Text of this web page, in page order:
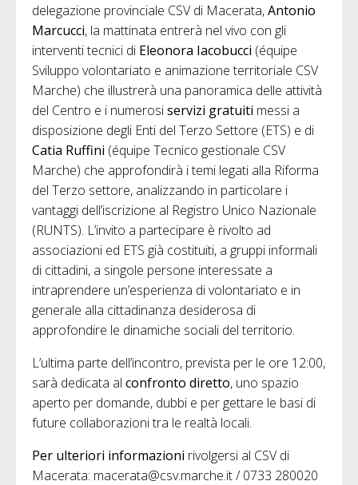
delegazione provinciale CSV di Macerata,Antonio
Marcucci, la mattinata entrerà nel vivo con gli
interventi tecnici di Eleonora Iacobucci (équipe
Sviluppo volontariato e animazione territoriale CSV
Marche) che illustrerà una panoramica delle attività
del Centro e i numerosiservizi gratuiti messi a
disposizione degli Enti del Terzo Settore (ETS) e di
Catia Ruffini (équipe Tecnico gestionale CSV
Marche) che approfondirà i temi legati alla Riforma
del Terzo settore, analizzando in particolare i
vantaggi dell’iscrizione al Registro Unico Nazionale
(RUNTS). L’invito a partecipare è rivolto ad
associazioni ed ETS già costituiti, a gruppi informali
di cittadini, a singole persone interessate a
intraprendere un’esperienza di volontariato e in
generale alla cittadinanza desiderosa di
approfondire le dinamiche sociali del territorio.
L’ultima parte dell’incontro, prevista per le ore 12:00,
sarà dedicata al confronto diretto, uno spazio
aperto per domande, dubbi e per gettare le basi di
future collaborazioni tra le realtà locali.
Per ulteriori informazioni rivolgersi al CSV di
Macerata: macerata@csv.marche.it / 0733 280020